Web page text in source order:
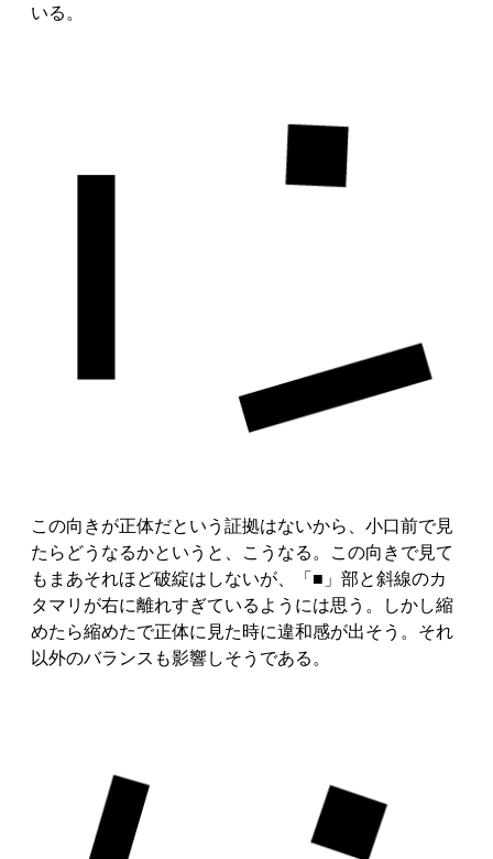
いる。
この向きが正体だという証拠はないから、小口前で見
たらどうなるかというと、こうなる。この向きで見て
もまあそれほど破綻はしないが、「■」部と斜線のカ
タマリが右に離れすぎているようには思う。しかし縮
めたら縮めたで正体に見た時に違和感が出そう。それ
以外のバランスも影響しそうである。